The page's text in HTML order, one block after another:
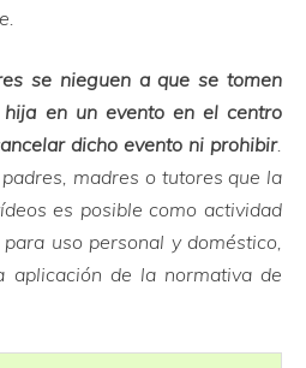
se nieguen a que se tomen
en un evento en el centro
dicho evento ni prohibir.
madres o tutores que la
es posible como actividad
uso personal y doméstico,
aplicación de la normativa de